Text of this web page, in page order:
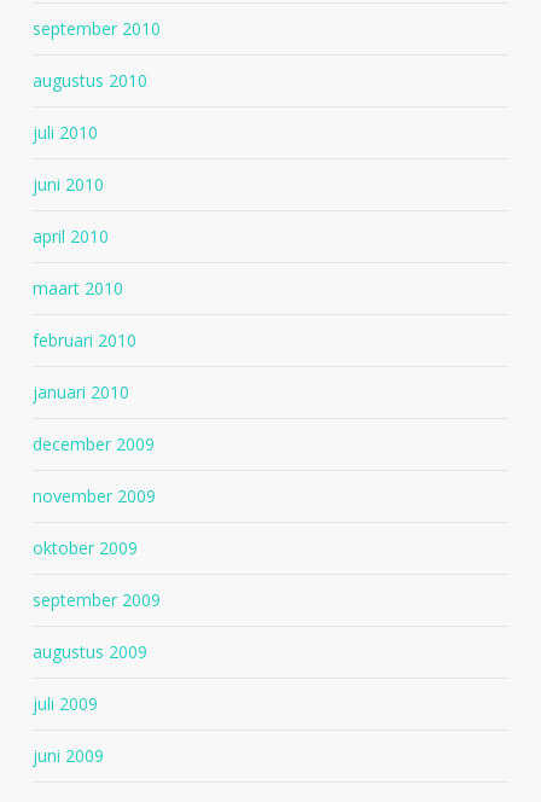
september 2010
augustus 2010
juli 2010
juni 2010
april 2010
maart 2010
februari 2010
januari 2010
december 2009
november 2009
oktober 2009
september 2009
augustus 2009
juli 2009
juni 2009